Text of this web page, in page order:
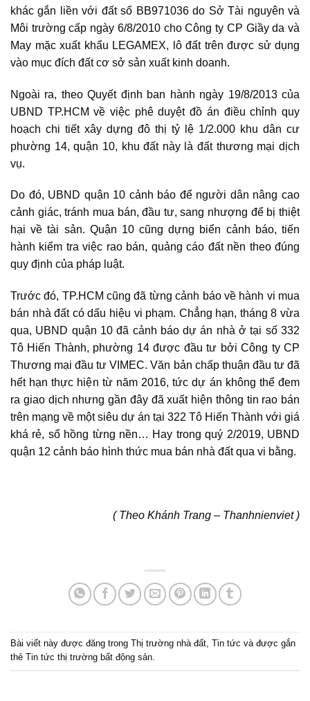
khác gắn liền với đất số BB971036 do Sở Tài nguyên và
Môi trường cấp ngày 6/8/2010 cho Công ty CP Giầy da và
May mặc xuất khẩu LEGAMEX, lô đất trên được sử dụng
vào mục đích đất cơ sở sản xuất kinh doanh.
Ngoài ra, theo Quyết định ban hành ngày 19/8/2013 của
UBND TP.HCM về việc phê duyệt đồ án điều chỉnh quy
hoạch chi tiết xây dựng đô thị tỷ lệ 1/2.000 khu dân cư
phường 14, quận 10, khu đất này làđất thương mại dịch
vụ.
Do đó, UBND quận 10 cảnh báo để người dân nâng cao
cảnh giác, tránh mua bán, đầu tư, sang nhượng để bị thiệt
hại về tài sản. Quận 10 cũng dựng biển cảnh báo, tiến
hành kiểm tra việc rao bán, quảng cáo đất nền theo đúng
quy định của pháp luật.
Trước đó, TP.HCM cũng đã từng cảnh báo về hành vi mua
bán nhà đấtcó dấu hiệu vi phạm. Chẳng hạn, tháng 8 vừa
qua, UBND quận 10 đã cảnh báo dự án nhà ở tại số 332
Tô Hiến Thành, phường 14 được đầu tư bởi Công ty CP
Thương mại đầu tư VIMEC. Văn bản chấp thuận đầu tư đã
hết hạn thực hiện từ năm 2016, tức dự án không thể đem
ra giao dịch nhưng gần đây đã xuất hiện thông tin rao bán
trên mạng về một siêu dự án tại 322 Tô Hiến Thành với giá
khá rẻ, sổ hồng từng nền… Hay trong quý 2/2019, UBND
quận 12 cảnh báo hình thức mua bán nhà đấtqua vi bằng.
( Theo Khánh Trang – Thanhnienviet )
Bài viết này được đăng trong Thị trường nhà đất, Tin tức và được gắn
thẻ Tin tức thị trường bất động sản.